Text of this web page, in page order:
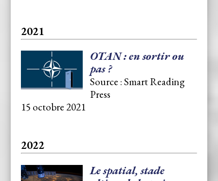
2021
OTAN : en sortir ou
pas ?
Source : Smart Reading
Press
15 octobre 2021
2022
Le spatial, stade